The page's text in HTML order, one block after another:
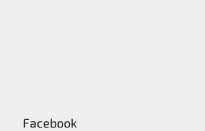
Facebook